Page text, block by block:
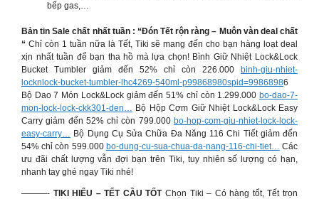
bếp gas,…
Bản tin Sale chất nhất tuần : “Đón Tết rộn ràng – Muôn vàn deal chất
“ Chỉ còn 1 tuần nữa là Tết, Tiki sẽ mang đến cho bạn hàng loạt deal
xịn nhất tuần để bạn tha hồ mà lựa chọn! Bình Giữ Nhiệt Lock&Lock
Bucket Tumbler giảm đến 52% chỉ còn 226.000 binh-giu-nhiet-
locknlock-bucket-tumbler-lhc4269-540ml-p99868980spid=99868986
Bộ Dao 7 Món Lock&Lock giảm đến 51% chỉ còn 1.299.000 bo-dao-7-
mon-lock-lock-ckk301-den… Bộ Hộp Cơm Giữ Nhiệt Lock&Lock Easy
Carry giảm đến 52% chỉ còn 799.000 bo-hop-com-giu-nhiet-lock-lock-
easy-carry… Bộ Dụng Cụ Sửa Chữa Đa Năng 116 Chi Tiết giảm đến
54% chỉ còn 599.000 bo-dung-cu-sua-chua-da-nang-116-chi-tiet… Các
ưu đãi chất lượng vẫn đợi bạn trên Tiki, tuy nhiên số lượng có hạn,
nhanh tay ghé ngay Tiki nhé!
———- TIKI HIỂU – TẾT CẦU TỐTChọn Tiki – Có hàng tốt, Tết trọn